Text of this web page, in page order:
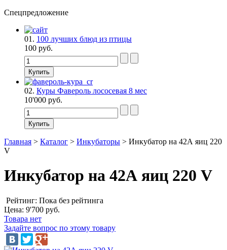
Спецпредложение
01. 100 лучших блюд из птицы
100 руб.
02. Куры Фавероль лососевая 8 мес
10'000 руб.
Главная > Каталог > Инкубаторы > Инкубатор на 42А яиц 220
V
Инкубатор на 42А яиц 220 V
Рейтинг: Пока без рейтинга
Цена: 9'700 руб.
Товара нет
Задайте вопрос по этому товару